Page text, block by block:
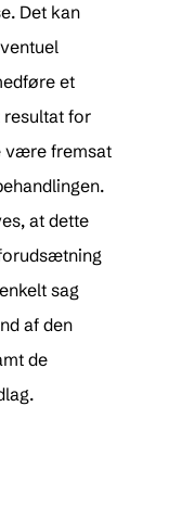
Det kan
et
for
være fremsat
at dette
sag
af den
de